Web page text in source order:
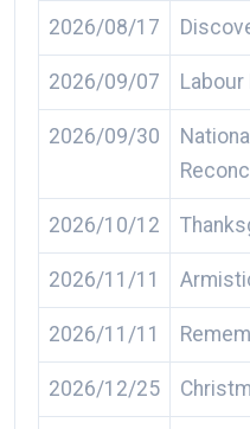
2026/08/17
2026/09/07 Labour
2026/09/30
2026/10/12
2026/11/11
2026/11/11
2026/12/25